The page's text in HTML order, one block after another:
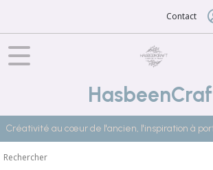
Contact
Créativité au cœur de l'ancien, l'inspiration à